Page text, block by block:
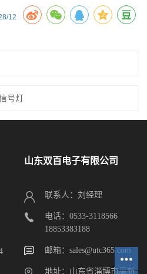
12
号灯
山东双百电子有限公司
联系人：刘经理
电话：0533-3118566
18853383188
邮箱：sales@utc365.com
地址：山东省淄博市高新